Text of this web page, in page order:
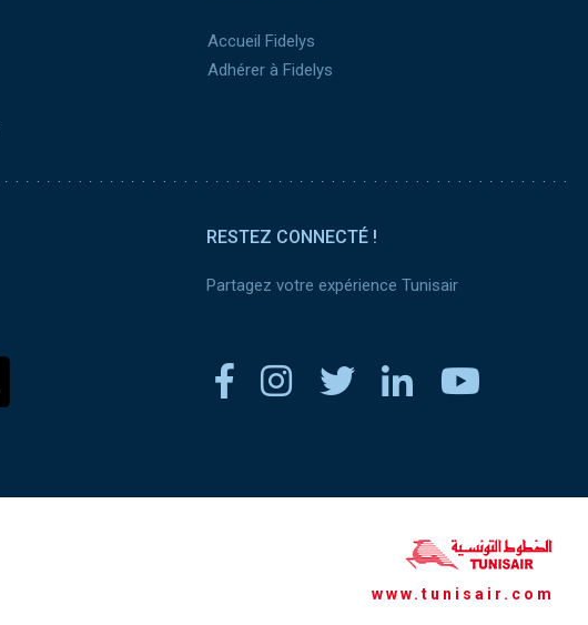
Accueil Fidelys
Adhérer à Fidelys
RESTEZ CONNECTÉ !
Partagez votre expérience Tunisair
www.tunisair.com